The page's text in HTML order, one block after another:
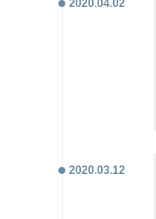
2020.04.02
2020.03.12